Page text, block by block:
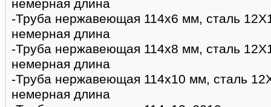
немерная длина
-Труба нержавеющая 114х6 мм, сталь
немерная длина
-Труба нержавеющая 114х8 мм, сталь
немерная длина
-Труба нержавеющая 114х10 мм, сталь
немерная длина